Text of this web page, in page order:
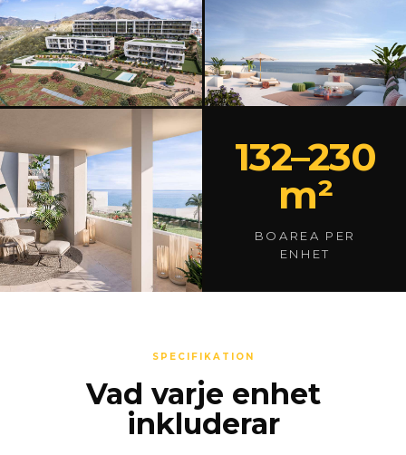
132–230
m²
BOAREA PER
ENHET
SPECIFIKATION
Vad varje enhet
inkluderar